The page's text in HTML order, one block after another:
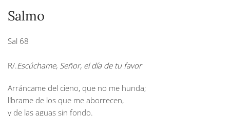
Salmo
Sal 68
R/.Escúchame, Señor, el día de tu favor
Arráncame del cieno, que no me hunda;
líbrame de los que me aborrecen,
y de las aguas sin fondo.